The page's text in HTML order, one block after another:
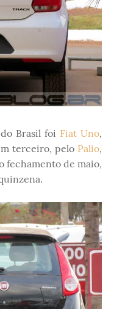
Brasil foi Fiat Uno,
terceiro, pelo Palio,
fechamento de maio,